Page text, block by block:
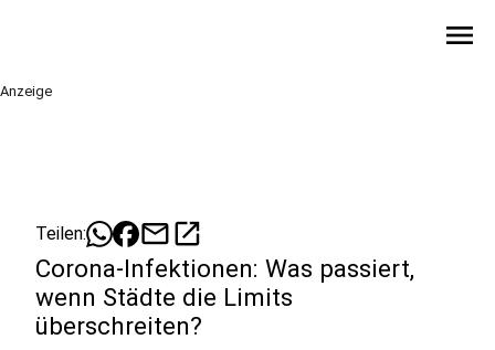
menu
Anzeige
Teilen: mailopen_in_new
Corona-Infektionen: Was passiert,
wenn Städte die Limits
überschreiten?